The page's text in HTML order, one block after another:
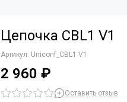
Цепочка CBL1 V1
Артикул: Uniconf_CBL1 V1
2 960 ₽
Оставить отзыв